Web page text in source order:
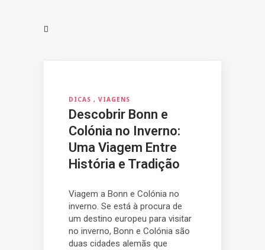
DICAS VIAGENS
Descobrir Bonn e
Colónia no Inverno:
Uma Viagem Entre
História e Tradição
Viagem a Bonn e Colónia no
inverno. Se está à procura de
um destino europeu para visitar
no inverno, Bonn e Colónia são
duas cidades alemãs que